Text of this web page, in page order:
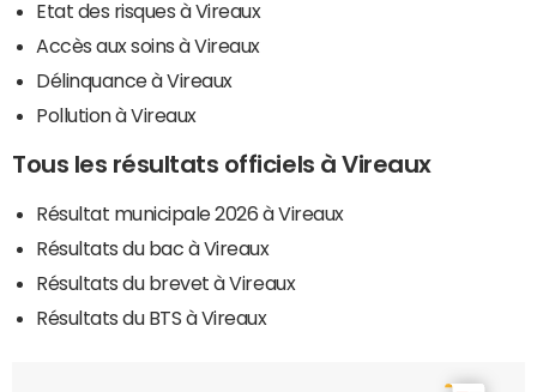
Etat des risques à Vireaux
Accès aux soins à Vireaux
Délinquance à Vireaux
Pollution à Vireaux
Tous les résultats officiels à Vireaux
Résultat municipale 2026 à Vireaux
Résultats du bac à Vireaux
Résultats du brevet à Vireaux
Résultats du BTS à Vireaux